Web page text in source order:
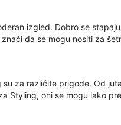
izgled. Dobro se
da se mogu nositi za
za različite prigode. Od
Styling, oni se mogu lako